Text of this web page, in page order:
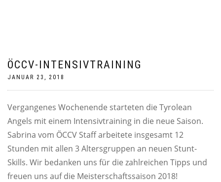
ÖCCV-INTENSIVTRAINING
JANUAR 23, 2018
Vergangenes Wochenende starteten die Tyrolean
Angels mit einem Intensivtraining in die neue Saison.
Sabrina vom ÖCCV Staff arbeitete insgesamt 12
Stunden mit allen 3 Altersgruppen an neuen Stunt-
Skills. Wir bedanken uns für die zahlreichen Tipps und
freuen uns auf die Meisterschaftssaison 2018!